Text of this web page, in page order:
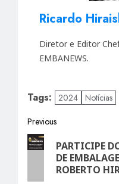
Ricardo
Diretor e Editor
EMBANEWS.
Tags: 2024 Notícias
Post
navigation
Previous
Previous
post:
PARTICIPE
DE
ROBERTO